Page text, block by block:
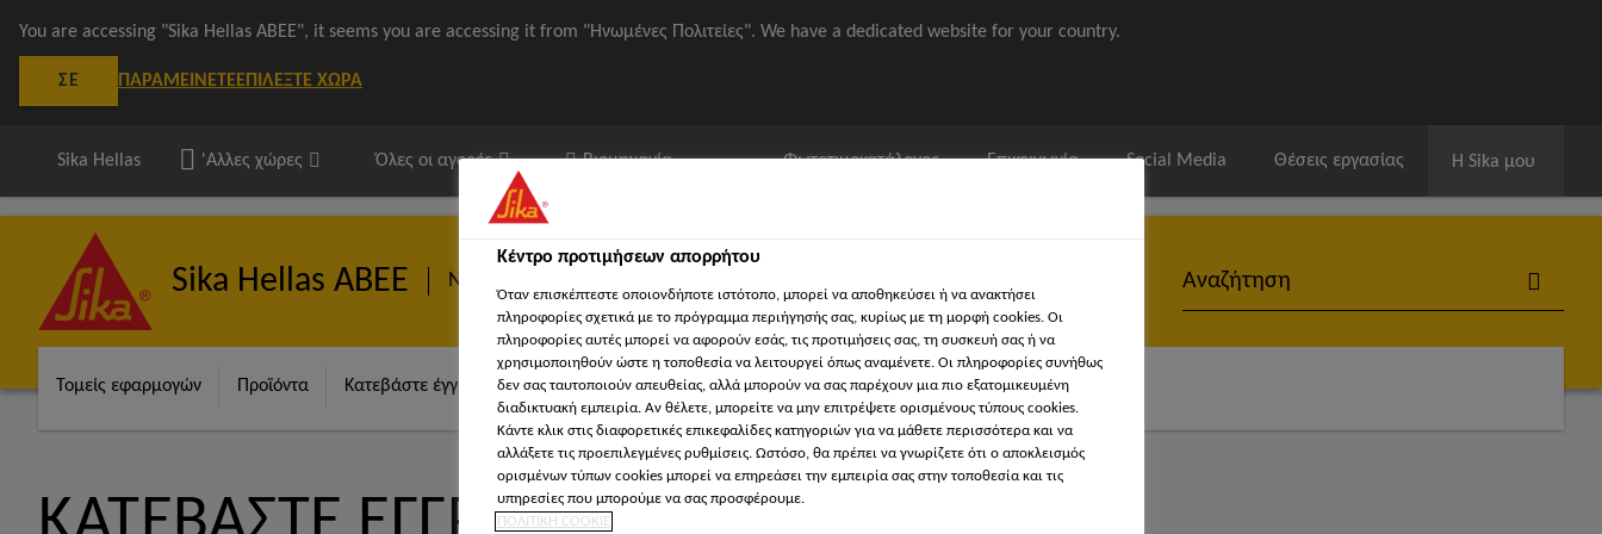
You are accessing "Sika Hellas ΑΒΕΕ", it seems you are accessing it from "Ηνωμένες Πολιτείες". We have a dedicated website for your country.
ΣΕ ΠΑΡΑΜΕΊΝΕΤΕΕΠΙΛΈΞΤΕ ΧΏΡΑ
Sika Hellas 'Αλλες χώρες Όλες οι αγορές Βιομηχανία Φωτοτιμοκατάλογος Επικοινωνία Social Media Θέσεις εργασίας Η Sika μου
Sika Hellas ΑΒΕΕ Ναυτιλία
Τομείς εφαρμογών Προϊόντα Κατεβάστε έγγραφα Συχνές ερωτήσεις Σχετικά με τον τομέα των ναυπηγικών εφαρμογών
Κέντρο προτιμήσεων απορρήτου
Όταν επισκέπτεστε οποιονδήποτε ιστότοπο, μπορεί να αποθηκεύσει ή να ανακτήσει
πληροφορίες σχετικά με το πρόγραμμα περιήγησής σας, κυρίως με τη μορφή cookies. Οι
πληροφορίες αυτές μπορεί να αφορούν εσάς, τις προτιμήσεις σας, τη συσκευή σας ή να
χρησιμοποιηθούν ώστε η τοποθεσία να λειτουργεί όπως αναμένετε. Οι πληροφορίες συνήθως
δεν σας ταυτοποιούν απευθείας, αλλά μπορούν να σας παρέχουν μια πιο εξατομικευμένη
διαδικτυακή εμπειρία. Αν θέλετε, μπορείτε να μην επιτρέψετε ορισμένους τύπους cookies.
Κάντε κλικ στις διαφορετικές επικεφαλίδες κατηγοριών για να μάθετε περισσότερα και να
αλλάξετε τις προεπιλεγμένες ρυθμίσεις. Ωστόσο, θα πρέπει να γνωρίζετε ότι ο αποκλεισμός
ορισμένων τύπων cookies μπορεί να επηρεάσει την εμπειρία σας στην τοποθεσία και τις
υπηρεσίες που μπορούμε να σας προσφέρουμε.
ΠΟΛΙΤΙΚΗ COOKIE